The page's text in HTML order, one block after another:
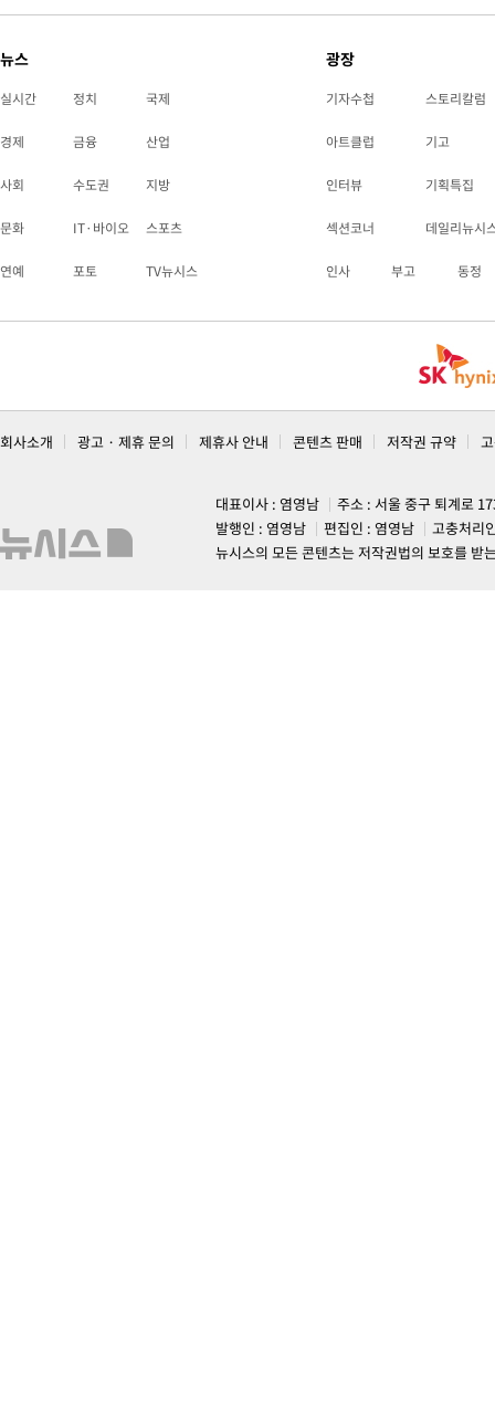
뉴스
실시간 정치 국제
경제 금융 산업
사회 수도권 지방
문화 IT·바이오 스포츠
연예 포토 TV뉴시스
광장
기자수첩 스토리칼럼
아트클럽 기고
인터뷰 기획특집
섹션코너 데일리뉴시
인사 부고 동정
회사소개 광고 · 제휴 문의 제휴사 안내 콘텐츠 판매 저작권 규약
대표이사 : 염영남
주소 : 서울 중구 퇴계로
발행인 : 염영남
편집인 : 염영남
고충처리
뉴시스의 모든 콘텐츠는 저작권법의 보호를